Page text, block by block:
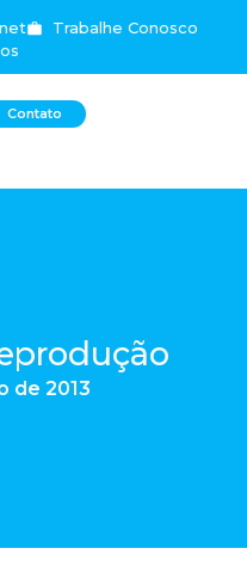
Trabalhe Conosco
Contato
de 2013